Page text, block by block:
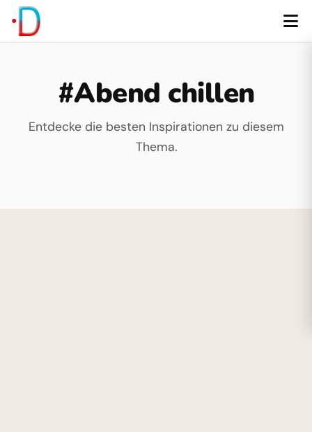
#Abend chillen
Entdecke die besten Inspirationen zu diesem
Thema.